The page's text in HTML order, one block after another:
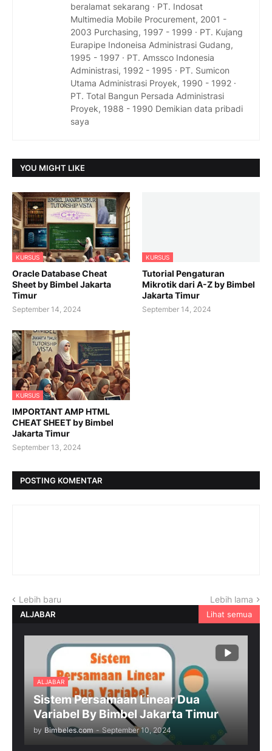
beralamat sekarang · PT. Indosat
Multimedia Mobile Procurement, 2001 -
2003 Purchasing, 1997 - 1999 · PT. Kujang
Eurapipe Indoneisa Administrasi Gudang,
1995 - 1997 · PT. Amssco Indonesia
Administrasi, 1992 - 1995 · PT. Sumicon
Utama Administrasi Proyek, 1990 - 1992 ·
PT. Total Bangun Persada Administrasi
Proyek, 1988 - 1990 Demikian data pribadi
saya
YOU MIGHT LIKE
KURSUS
Oracle Database Cheat
Sheet by Bimbel Jakarta
Timur
September 14, 2024
KURSUS
Tutorial Pengaturan
Mikrotik dari A-Z by Bimbel
Jakarta Timur
September 14, 2024
KURSUS
IMPORTANT AMP HTML
CHEAT SHEET by Bimbel
Jakarta Timur
September 13, 2024
POSTING KOMENTAR
Lebih baru Lebih lama
ALJABAR Lihat semua
ALJABAR
Sistem Persamaan Linear Dua
Variabel By Bimbel Jakarta Timur
by Bimbeles.com - September 10, 2024